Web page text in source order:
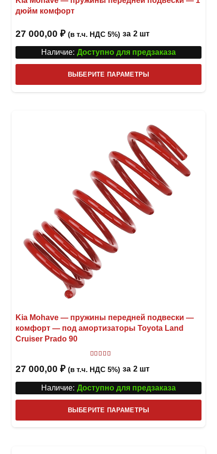
дюйм комфорт
27 000,00 ₽ (в т.ч. НДС 5%) за 2 шт
Наличие: Доступно для предзаказа
ВЫБЕРИТЕ ПАРАМЕТРЫ
товар
Kia Mohave — пружины передней подвески —
комфорт — под амортизаторы Toyota Land
Cruiser Prado 90
27 000,00 ₽ (в т.ч. НДС 5%) за 2 шт
Наличие: Доступно для предзаказа
ВЫБЕРИТЕ ПАРАМЕТРЫ
товар